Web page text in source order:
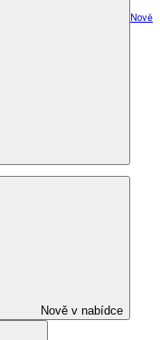
Nově
Nově v nabídce